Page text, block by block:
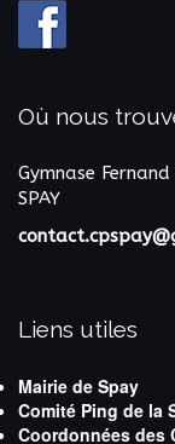
Où nous
Gymnase
SPAY
Liens utiles
Mairie de Spay
Comité Ping de la
Coordonnées des